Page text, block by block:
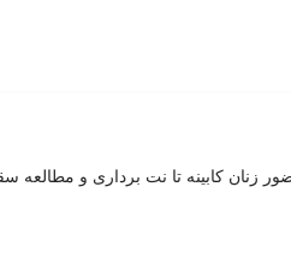
کابینه تا نت برداری و مطالعه